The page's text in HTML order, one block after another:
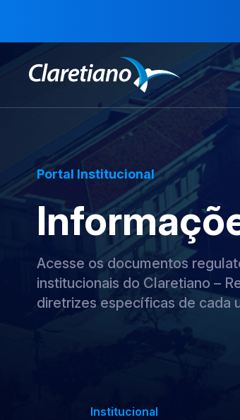
Portal Institucional
Acesse os documentos
institucionais do Claretiano –
diretrizes específicas de cada
Institucional